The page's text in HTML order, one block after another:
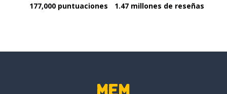
177,000 puntuaciones 1.47 millones de reseñas